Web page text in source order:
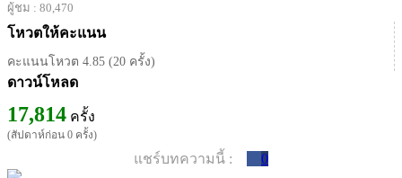
ผู้ชม : 80,470
โหวตให้คะแนน
คะแนนโหวต 4.85 (20 ครั้ง)
ดาวน์โหลด
17,814 ครั้ง
(สัปดาห์ก่อน 0 ครั้ง)
แชร์บทความนี้ : 0